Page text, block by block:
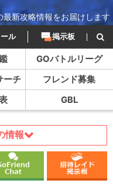
最新攻略情報をお届けします
ル 掲示板
GOバトルリーグ
ーチ
フレンド募集
GBL
情報